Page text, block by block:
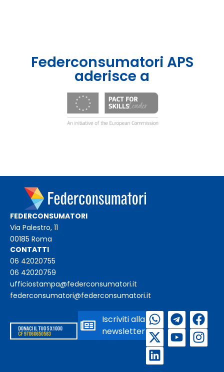
Federconsumatori APS
aderisce a
FEDERCONSUMATORI
Via Palestro, 11
00185 Roma
CONTATTI
06 42020755
06 42020759
ufficiostampa@federconsumatori.it
federconsumatori@federconsumatori.it
Iscriviti alla
newsletter